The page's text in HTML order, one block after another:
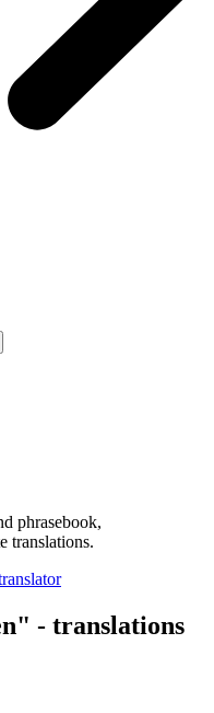
phrasebook,
translations.
- translations